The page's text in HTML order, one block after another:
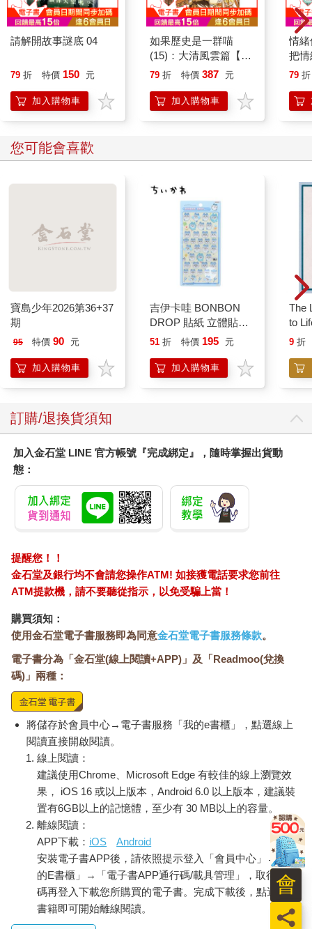
請解開故事謎底 04
79 折 特價 150 元
加入購物車
如果歷史是一群喵
(15)：大清風雲篇【萌
貓漫畫學歷史】
79 折 特價 387 元
加入購物車
情
把
誰
79 折
您可能會喜歡
寶島少年2026第36+37
期
95 特價 90 元
加入購物車
吉伊卡哇 BONBON
DROP 貼紙 立體貼紙
水晶貼紙 手帳貼 裝飾
兔兔 Chiikawa
51 折 特價 195 元
加入購物車
The
to
9 折
訂購/退換貨須知
加入金石堂 LINE 官方帳號『完成綁定』，隨時掌握出貨動
態：
提醒您！！
金石堂及銀行均不會請您操作ATM! 如接獲電話要求您前往
ATM提款機，請不要聽從指示，以免受騙上當！
購買須知：
使用金石堂電子書服務即為同意金石堂電子書服務條款。
電子書分為「金石堂(線上閱讀+APP)」及「Readmoo(兌換
碼)」兩種：
將儲存於會員中心→電子書服務「我的e書櫃」，點選線上
閱讀直接開啟閱讀。
線上閱讀：
建議使用Chrome、Microsoft Edge 有較佳的線上瀏覽效
果， iOS 16 或以上版本，Android 6.0 以上版本，建議裝
置有6GB以上的記憶體，至少有 30 MB以上的容量。
離線閱讀：
APP下載： iOS
Android
安裝電子書APP後，請依照提示登入「會員中心」→「我
的E書櫃」→「電子書APP通行碼/載具管理」，取得通行
碼再登入下載您所購買的電子書。完成下載後，點選任一
書籍即可開始離線閱讀。
員
會